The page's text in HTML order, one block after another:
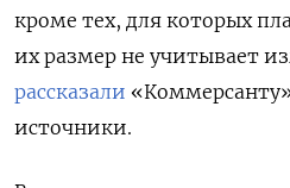
кроме тех, для которых
их размер не учитывает
рассказали
источники.